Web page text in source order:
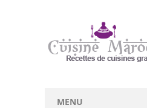
MENU